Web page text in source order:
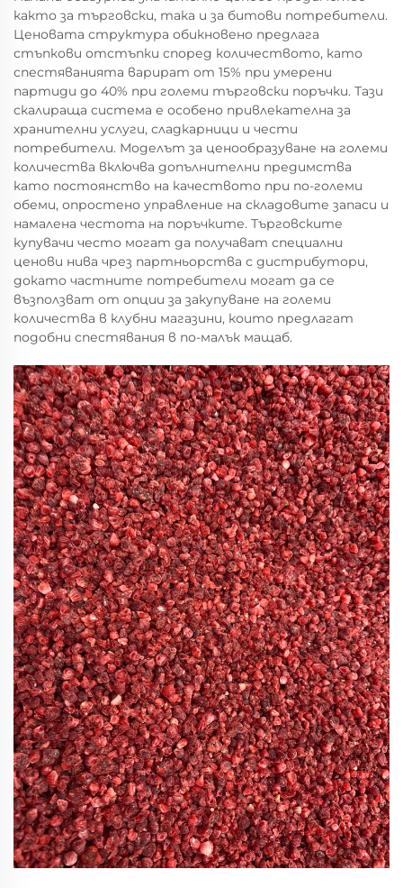
както за търговски, така и за битови потребители.
Ценовата структура обикновено предлага
стъпкови отстъпки според количеството, като
спестяванията варират от 15% при умерени
партиди до 40% при големи търговски поръчки. Тази
скалираща система е особено привлекателна за
хранителни услуги, сладкарници и чести
потребители. Моделът за ценообразуване на големи
количества включва допълнителни предимства
като постоянство на качеството при по-големи
обеми, опростено управление на складовите запаси и
намалена честота на поръчките. Търговските
купувачи често могат да получават специални
ценови нива чрез партньорства с дистрибутори,
докато частните потребители могат да се
възползват от опции за закупуване на големи
количества в клубни магазини, които предлагат
подобни спестявания в по-малък мащаб.